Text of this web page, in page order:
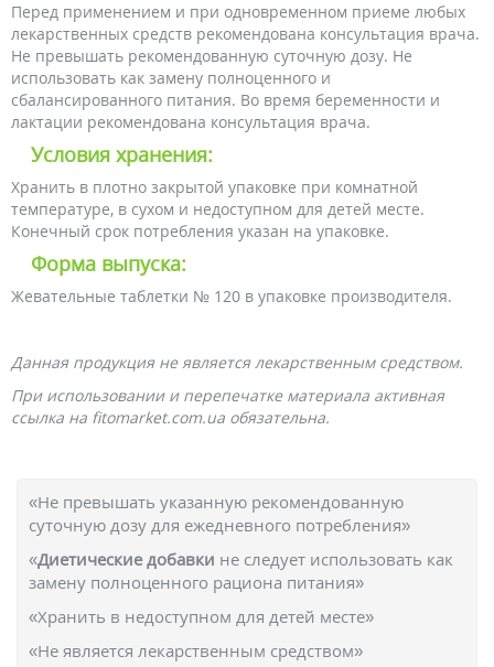
Перед применением и при одновременном приеме любых
лекарственных средств рекомендована консультация врача.
Не превышать рекомендованную суточную дозу. Не
использовать как замену полноценного и
сбалансированного питания. Во время беременности и
лактации рекомендована консультация врача.
Условия хранения:
Хранить в плотно закрытой упаковке при комнатной
температуре, в сухом и недоступном для детей месте.
Конечный срок потребления указан на упаковке.
Форма выпуска:
Жевательные таблетки № 120 в упаковке производителя.
Данная продукция не является лекарственным средством.
При использовании и перепечатке материала активная
ссылка на fitomarket.com.ua обязательна.
«Не превышать указанную рекомендованную
суточную дозу для ежедневного потребления»
«Диетические добавки не следует использовать как
замену полноценного рациона питания»
«Хранить в недоступном для детей месте»
«Не является лекарственным средством»